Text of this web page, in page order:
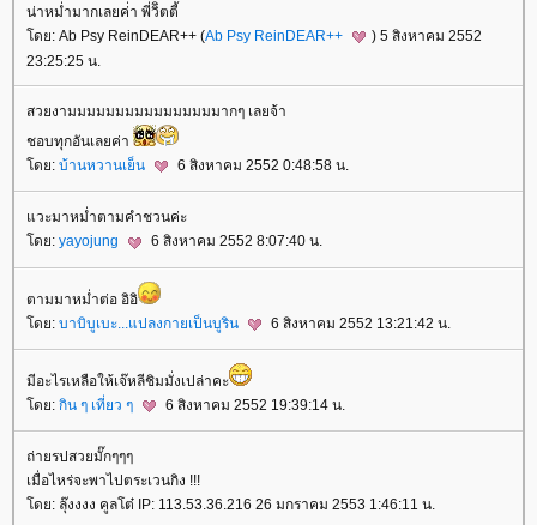
น่าหม่ำมากเลยค่่า พี่วิิตตี้
ดย: Ab Psy ReinDEAR++ (Ab Psy ReinDEAR++
) 5 สิงหาคม 2552
23:25:25 น.
สวยงามมมมมมมมมมมมมมมมากๆ เลยจ้า
ชอบทุกอันเลยค่า
ดย: บ้านหวานเย็น 6 สิงหาคม 2552 0:48:58 น.
วะมาหม่ำตามคำชวนค่ะ
ดย: yayojung 6 สิงหาคม 2552 8:07:40 น.
ตามมาหม่ำต่อ อิอิ
ดย: บาบิบูเบะ...แปลงกายเป็นบูริน 6 สิงหาคม 2552 13:21:42 น.
มีอะไรเหลือให้เจ๊หลีชิมมั่งเปล่าคะ
ดย: กิน ๆ เที่ยว ๆ 6 สิงหาคม 2552 19:39:14 น.
ถ่ายรปสวยมั๊กๆๆๆ
เมื่อไหร่จะพาไปตระเวนกิง !!!
ดย: ลุ๊งงงง คูลโต๋ IP: 113.53.36.216 26 มกราคม 2553 1:46:11 น.